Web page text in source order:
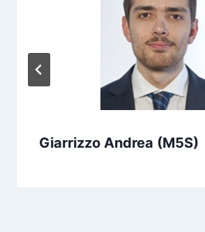
Giarrizzo Andrea (M5S)